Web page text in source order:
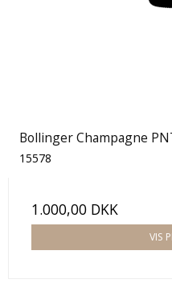
Bollinger Champagne
15578
1.000,00 DKK
VIS